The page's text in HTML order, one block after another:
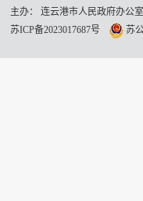
主办： 连云港市人民政府办
苏ICP备2023017687号
苏